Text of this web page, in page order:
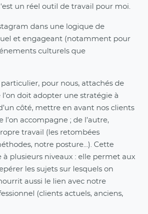
un réel outil de travail pour moi.
dans une logique de
et engageant (notamment pour
culturels que
particulier, pour nous, attachés de
l’on doit adopter une stratégie à
côté, mettre en avant nos clients
l’on accompagne ; de l’autre,
travail (les retombées
notre posture...). Cette
à plusieurs niveaux : elle permet aux
les sujets sur lesquels on
aussi le lien avec notre
(clients actuels, anciens,